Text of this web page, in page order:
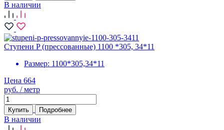
В наличии
Ступени P (прессованные) 1100 *305, 34*11
Размер: 1100*305,34*11
Цена 664
руб. / метр
Купить Подробнее
В наличии